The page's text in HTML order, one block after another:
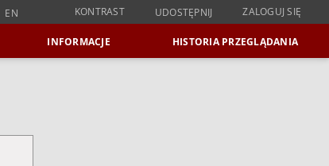
EN KONTRAST UDOSTĘPNIJ ZALOGUJ SIĘ
INFORMACJE HISTORIA PRZEGLĄDANIA